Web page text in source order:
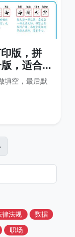
版，拼
，适合小
填空，最后默
律法规
数据
职场